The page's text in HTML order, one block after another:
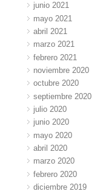
junio 2021
mayo 2021
abril 2021
marzo 2021
febrero 2021
noviembre 2020
octubre 2020
septiembre 2020
julio 2020
junio 2020
mayo 2020
abril 2020
marzo 2020
febrero 2020
diciembre 2019